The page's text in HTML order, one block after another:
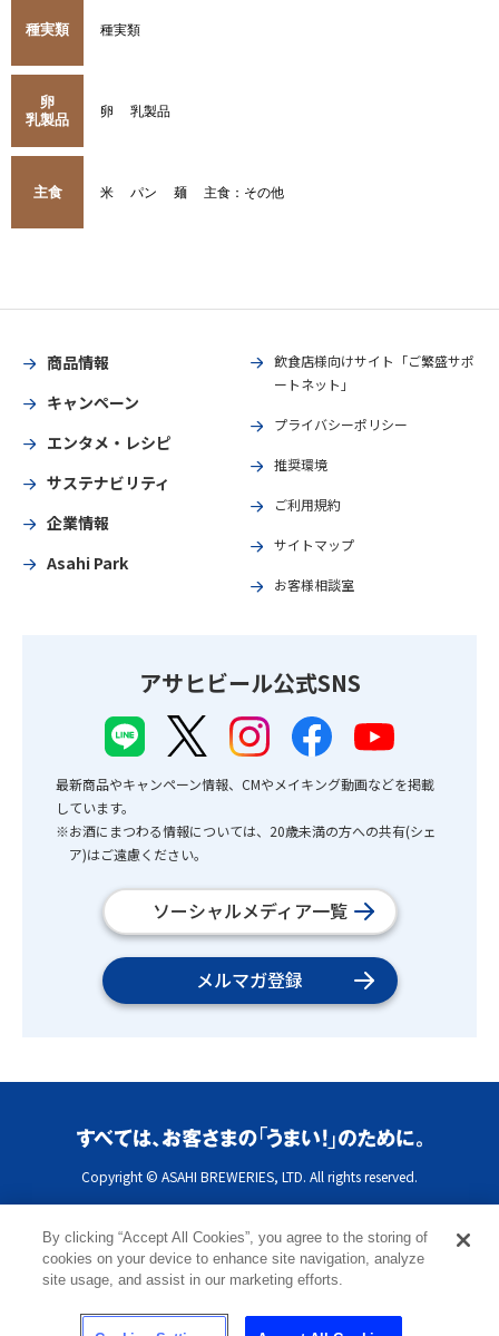
種実類 種実類
卵
乳製品
卵 乳製品
主食 米 パン 麺 主食：その他
商品情報
キャンペーン
エンタメ・レシピ
サステナビリティ
企業情報
Asahi Park
飲食店様向けサイト「ご繁盛サポ
ートネット」
プライバシーポリシー
推奨環境
ご利用規約
サイトマップ
お客様相談室
アサヒビール公式SNS
最新商品やキャンペーン情報、CMやメイキング動画などを掲載
しています。
※お酒にまつわる情報については、20歳未満の方への共有(シェ
ア)はご遠慮ください。
ソーシャルメディア一覧
メルマガ登録
Copyright © ASAHI BREWERIES, LTD. All rights reserved.
By clicking “Accept All Cookies”, you agree to the storing of
cookies on your device to enhance site navigation, analyze
site usage, and assist in our marketing efforts.